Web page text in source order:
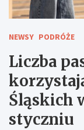
NEWSY PODRÓŻE
Liczba
Śląskich
styczniu